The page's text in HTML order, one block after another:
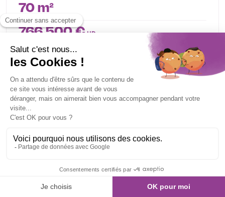
70 m²
766 500 € HD
Réf. : 27876
Exclusivité